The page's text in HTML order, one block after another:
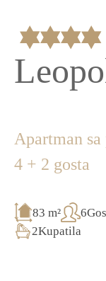
Apartman
4 + 2 gosta
83 m²
2Kupatila